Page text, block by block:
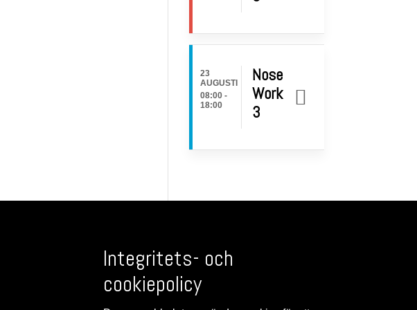
23
AUGUSTI
08:00 -
18:00
Nose
Work
3
Integritets- och
cookiepolicy